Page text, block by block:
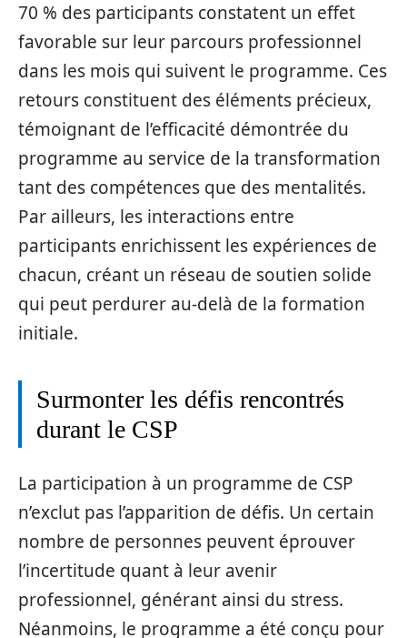
70 % des participants constatent un effet
favorable sur leur parcours professionnel
dans les mois qui suivent le programme. Ces
retours constituent des éléments précieux,
témoignant de l’efficacité démontrée du
programme au service de la transformation
tant des compétences que des mentalités.
Par ailleurs, les interactions entre
participants enrichissent les expériences de
chacun, créant un réseau de soutien solide
qui peut perdurer au-delà de la formation
initiale.
Surmonter les défis rencontrés
durant le CSP
La participation à un programme de CSP
n’exclut pas l’apparition de défis. Un certain
nombre de personnes peuvent éprouver
l’incertitude quant à leur avenir
professionnel, générant ainsi du stress.
Néanmoins, le programme a été conçu pour